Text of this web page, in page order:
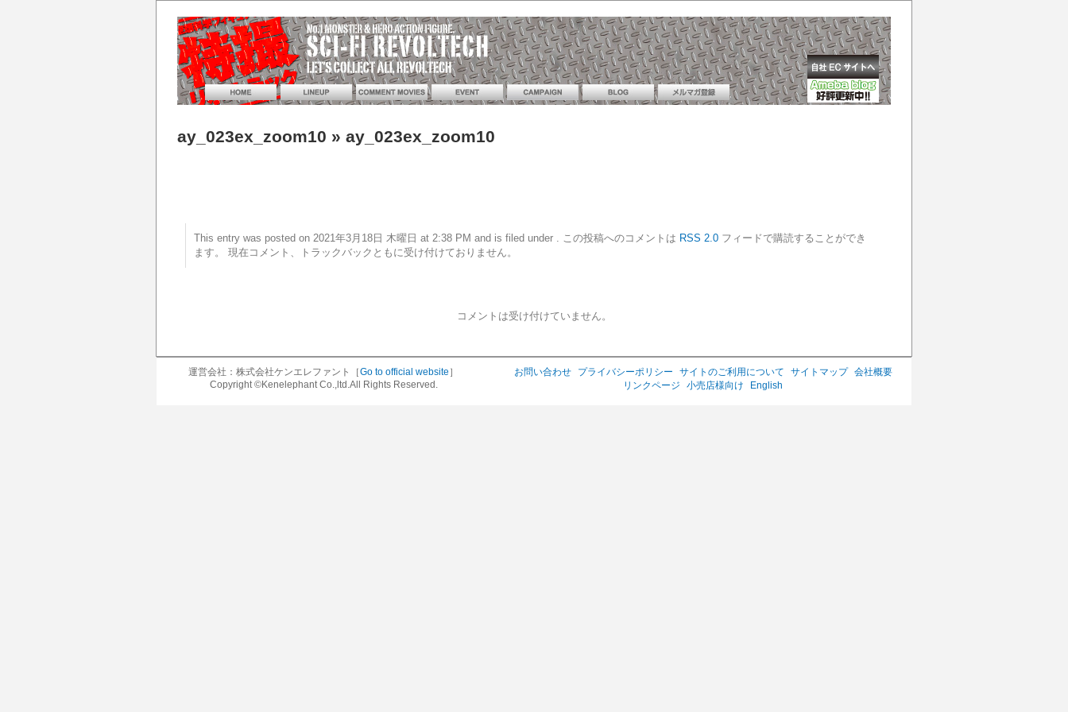
ay_023ex_zoom10 » ay_023ex_zoom10
This entry was posted on 2021年3月18日 木曜日 at 2:38 PM and is filed under . この投稿へのコメントは RSS 2.0 フィードで購読することができ
ます。 現在コメント、トラックバックともに受け付けておりません。
コメントは受け付けていません。
運営会社：株式会社ケンエレファント［Go to official website ］
Copyright ©Kenelephant Co.,ltd.All Rights Reserved.
お問い合わせ プライバシーポリシー サイトのご利用について サイトマップ
会社概要
リンクページ
小売店様向け English